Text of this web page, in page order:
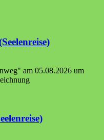
am 05.08.2026 um